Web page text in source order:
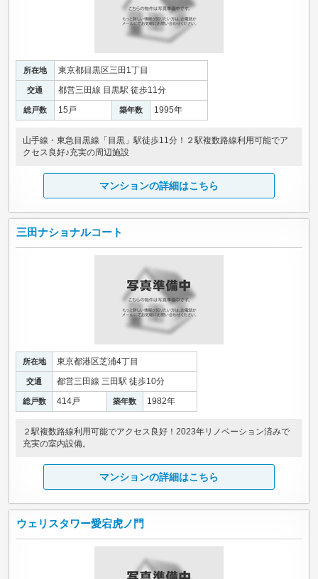
所在地 東京都目黒区三田1丁目
交通 都営三田線 目黒駅 徒歩11分
総戸数 15戸 築年数 1995年
山手線・東急目黒線「目黒」駅徒歩11分！２駅複数路線利用可能でア
クセス良好♪充実の周辺施設
マンションの詳細はこちら
三田ナショナルコート
所在地 東京都港区芝浦4丁目
交通 都営三田線 三田駅 徒歩10分
総戸数 414戸 築年数 1982年
２駅複数路線利用可能でアクセス良好！2023年リノベーション済みで
充実の室内設備。
マンションの詳細はこちら
ウェリスタワー愛宕虎ノ門